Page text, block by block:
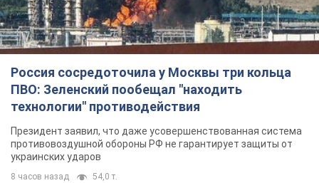
Россия сосредоточила у Москвы три кольца
ПВО: Зеленский пообещал "находить
технологии" противодействия
Президент заявил, что даже усовершенствованная система
противовоздушной обороны РФ не гарантирует защиты от
украинских ударов
8 часов назад 54,0 т.